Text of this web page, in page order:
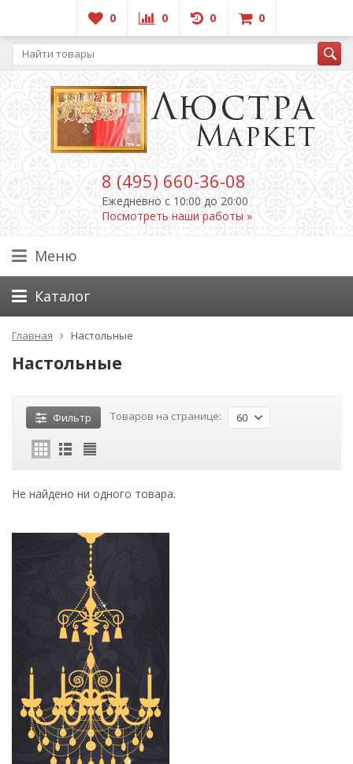
0 0 0 0
8 (495) 660-36-08
Ежедневно c 10:00 до 20:00
Посмотреть наши работы »
Меню
Каталог
Главная Настольные
Настольные
Фильтр Товаров на странице: 60
Не найдено ни одного товара.